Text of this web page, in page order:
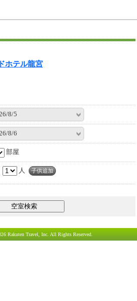
ホテル龍宮
8/5
8/6
部屋
人 子供追加
Rakuten Travel, Inc. All Rights Reserved.